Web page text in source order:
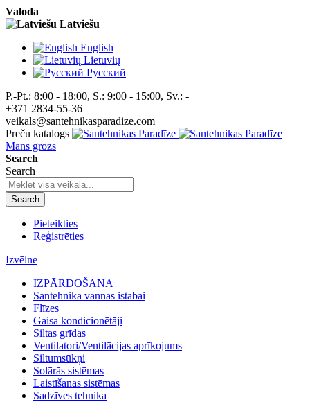
Valoda
Latviešu
English
Lietuvių
Pусский
P.-Pt.: 8:00 - 18:00, S.: 9:00 - 15:00, Sv.: -
+371 2834-55-36
veikals@santehnikasparadize.com
Preču katalogs
Mans grozs
Search
Search
Search
Pieteikties
Reģistrēties
Izvēlne
IZPĀRDOŠANA
Santehnika vannas istabai
Flīzes
Gaisa kondicionētāji
Siltas grīdas
Ventilatori/Ventilācijas aprīkojums
Siltumsūkņi
Solārās sistēmas
Laistīšanas sistēmas
Sadzīves tehnika